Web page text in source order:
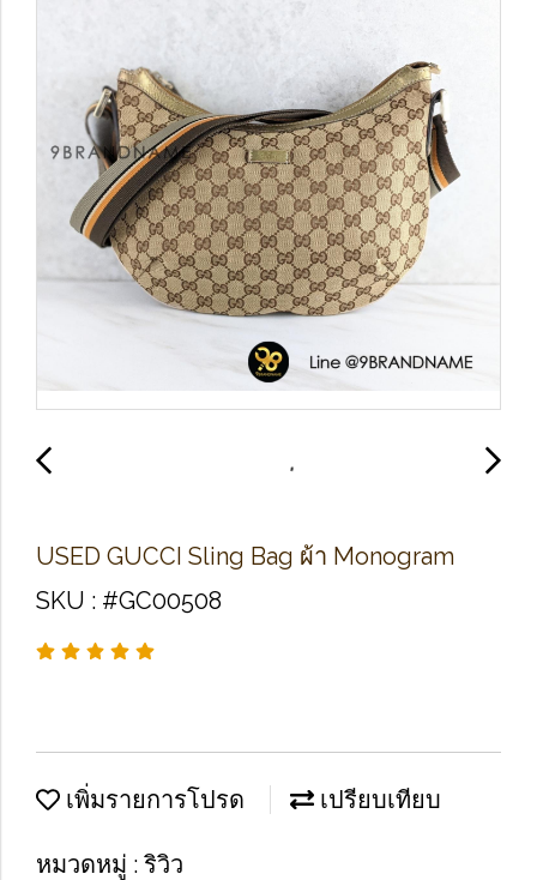
U​S​E​D​ GUCCI Sling Bag​ ผ้า Monogram
SKU : #GC00508
เพิ่มรายการโปรด เปรียบเทียบ
หมวดหมู่ : ริวิว